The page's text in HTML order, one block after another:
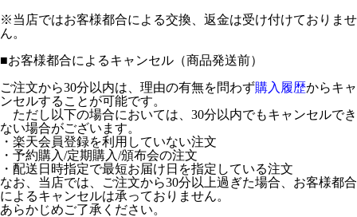
※当店ではお客様都合による交換、返金は受け付けておりませ
ん。
■お客様都合によるキャンセル（商品発送前）
ご注文から30分以内は、理由の有無を問わず購入履歴からキャ
ンセルすることが可能です。
ただし以下の場合においては、30分以内でもキャンセルでき
ない場合がございます。
・楽天会員登録を利用していない注文
・予約購入/定期購入/頒布会の注文
・配送日時指定で最短お届け日を指定している注文
なお、当店では、ご注文から30分以上過ぎた場合、お客様都合
によるキャンセルは承っておりません。
あらかじめご了承ください。